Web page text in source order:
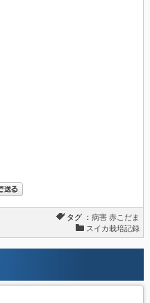
タグ ：病害 赤こだま
スイカ栽培記録